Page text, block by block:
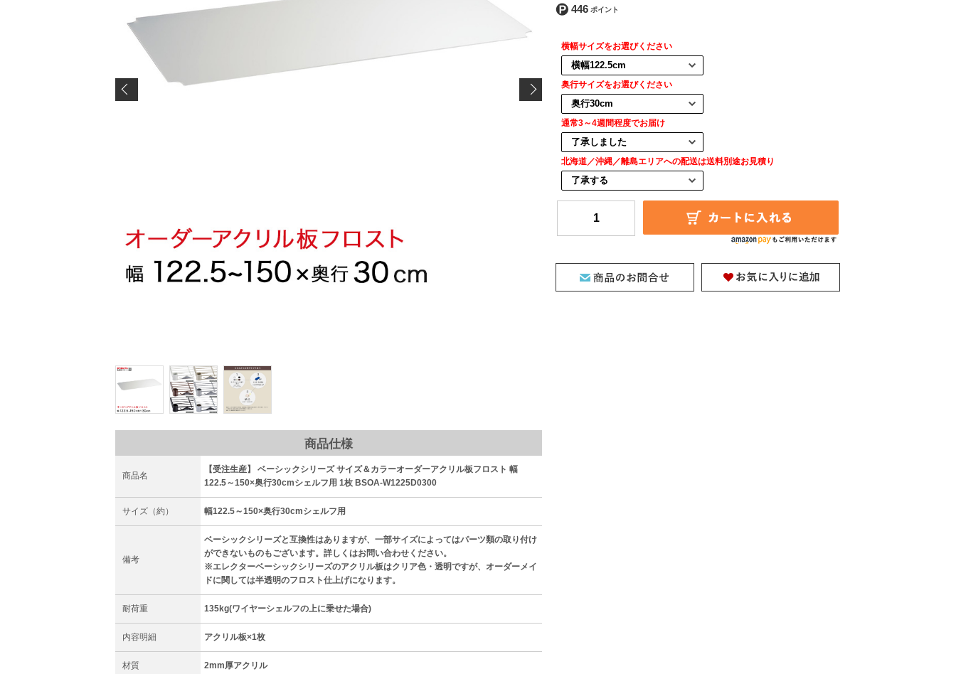
商品仕様
商品名
【受注生産】 ベーシックシリーズ サイズ＆カラーオーダーアクリル板フロスト 幅
122.5～150×奥行30cmシェルフ用 1枚 BSOA-W1225D0300
サイズ（約） 幅122.5～150×奥行30cmシェルフ用
備考
ベーシックシリーズと互換性はありますが、一部サイズによってはパーツ類の取り付け
ができないものもございます。詳しくはお問い合わせください。
※エレクターベーシックシリーズのアクリル板はクリア色・透明ですが、オーダーメイ
ドに関しては半透明のフロスト仕上げになります。
耐荷重 135kg(ワイヤーシェルフの上に乗せた場合)
内容明細 アクリル板×1枚
材質 2mm厚アクリル
446
横幅サイズをお選びください
奥行サイズをお選びください
通常3～4週間程度でお届け
北海道／沖縄／離島エリアへの配送は送料別途お見積り